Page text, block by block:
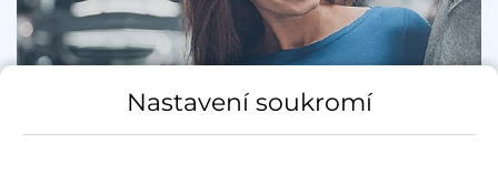
Nastavení soukromí